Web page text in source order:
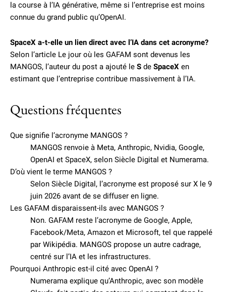
la course à l’IA générative, même si l’entreprise est moins
connue du grand public qu’OpenAI.
SpaceX a-t-elle un lien direct avec l’IA dans cet acronyme?
Selon l’article Le jour où les GAFAM sont devenus les
MANGOS, l’auteur du post a ajouté le S de SpaceX en
estimant que l’entreprise contribue massivement à l’IA.
Questions fréquentes
Que signifie l’acronyme MANGOS ?
MANGOS renvoie à Meta, Anthropic, Nvidia, Google,
OpenAI et SpaceX, selon Siècle Digital et Numerama.
D’où vient le terme MANGOS ?
Selon Siècle Digital, l’acronyme est proposé sur X le 9
juin 2026 avant de se diffuser en ligne.
Les GAFAM disparaissent-ils avec MANGOS ?
Non. GAFAM reste l’acronyme de Google, Apple,
Facebook/Meta, Amazon et Microsoft, tel que rappelé
par Wikipédia. MANGOS propose un autre cadrage,
centré sur l’IA et les infrastructures.
Pourquoi Anthropic est-il cité avec OpenAI ?
Numerama explique qu’Anthropic, avec son modèle